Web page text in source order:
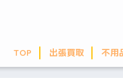
TOP 出張買取 不用